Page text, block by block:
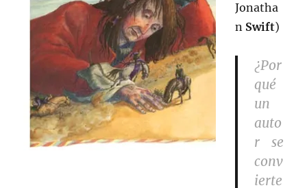
Jonatha
n Swift)
¿Por
qué
un
auto
r se
conv
ierte